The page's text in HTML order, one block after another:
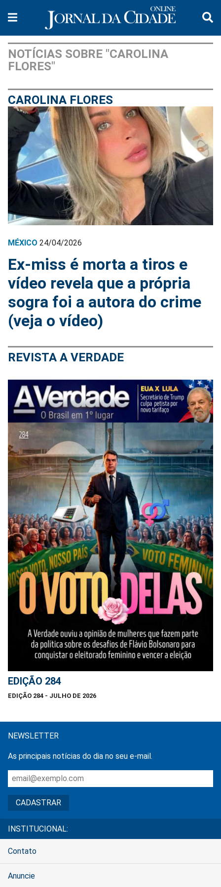
NOTÍCIAS SOBRE "CAROLINA
FLORES"
CAROLINA FLORES
MÉXICO 24/04/2026
Ex-miss é morta a tiros e
vídeo revela que a própria
sogra foi a autora do crime
(veja o vídeo)
REVISTA A VERDADE
EDIÇÃO 284
EDIÇÃO 284 - JULHO DE 2026
NEWSLETTER
As principais notícias do dia no seu e-mail.
INSTITUCIONAL:
Contato
Anuncie